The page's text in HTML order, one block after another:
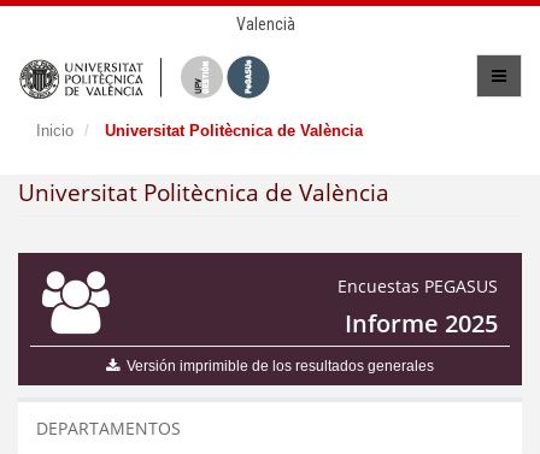
Valencià
Inicio Universitat Politècnica de València
Universitat Politècnica de València
Encuestas PEGASUS
Informe 2025
Versión imprimible de los resultados generales
DEPARTAMENTOS